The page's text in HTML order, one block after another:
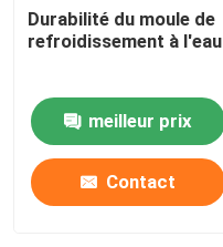
Durabilité du moule de
refroidissement à l'eau
meilleur prix
Contact